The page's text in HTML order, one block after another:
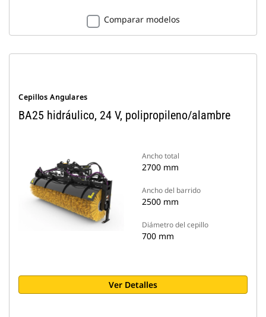
Comparar modelos
Cepillos Angulares
BA25 hidráulico, 24 V, polipropileno/alambre
Ancho total
2700 mm
Ancho del barrido
2500 mm
Diámetro del cepillo
700 mm
Ver Detalles